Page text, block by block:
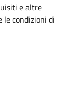
e altre
condizioni di